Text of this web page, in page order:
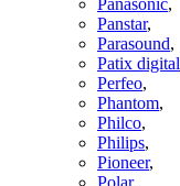
Panstar,
Parasound,
Patix digital
Perfeo,
Phantom,
Philco,
Philips,
Pioneer,
Polar,